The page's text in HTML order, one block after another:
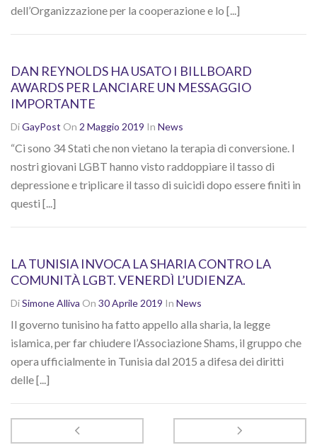
dell’Organizzazione per la cooperazione e lo [...]
DAN REYNOLDS HA USATO I BILLBOARD
AWARDS PER LANCIARE UN MESSAGGIO
IMPORTANTE
DiGayPost On 2 Maggio 2019 In News
“Ci sono 34 Stati che non vietano la terapia di conversione. I
nostri giovani LGBT hanno visto raddoppiare il tasso di
depressione e triplicare il tasso di suicidi dopo essere finiti in
questi [...]
LA TUNISIA INVOCA LA SHARIA CONTRO LA
COMUNITÀ LGBT. VENERDÌ L’UDIENZA.
DiSimone Alliva On 30 Aprile 2019 In News
Il governo tunisino ha fatto appello alla sharia, la legge
islamica, per far chiudere l’Associazione Shams, il gruppo che
opera ufficialmente in Tunisia dal 2015 a difesa dei diritti
delle [...]